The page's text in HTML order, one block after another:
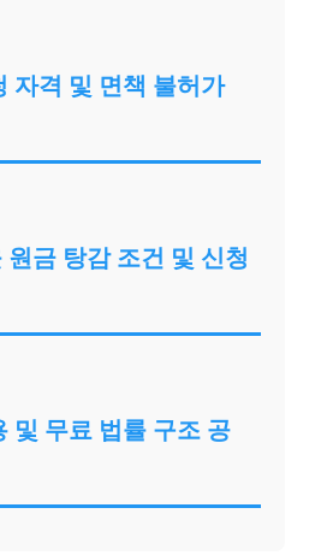
자격 및 면책 불허가
금 탕감 조건 및 신청
및 무료 법률 구조 공